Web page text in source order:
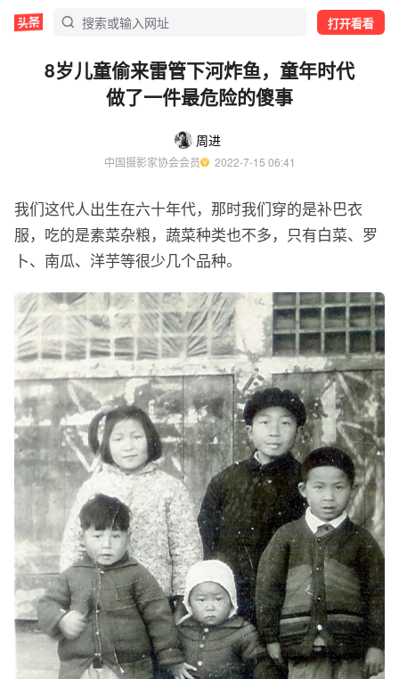
打开看看
8岁儿童偷来雷管下河炸鱼，童年时代
做了一件最危险的傻事
周进
中国摄影家协会会员
  2022-7-15 06:41
我们这代人出生在六十年代，那时我们穿的是补巴衣
服，吃的是素菜杂粮，蔬菜种类也不多，只有白菜、罗
卜、南瓜、洋芋等很少几个品种。